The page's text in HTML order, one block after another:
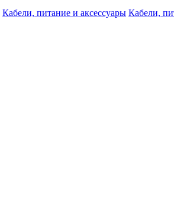
Кабели, питание и аксессуары Кабели,